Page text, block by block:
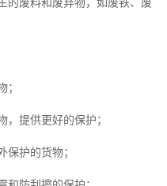
提供更好的保护；
保护的货物；